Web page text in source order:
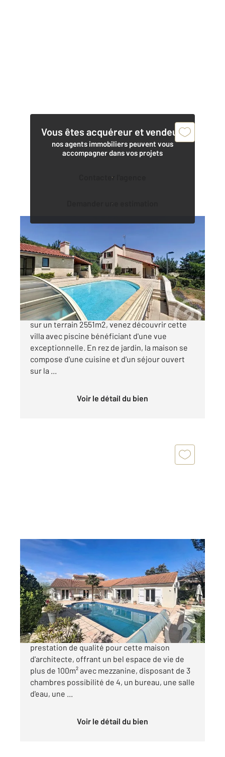
Vous êtes acquéreur et vendeur,
nos agents immobiliers peuvent vous
accompagner dans vos projets
Contacter l'agence
Demander une estimation
163,16 m , 7 pièces
Ref : 15194
Maison à vendre
528 000 €
Sur les hauteurs de COURNON D'AUVERGNE,
sur un terrain 2551m2, venez découvrir cette
villa avec piscine bénéficiant d'une vue
exceptionnelle. En rez de jardin, la maison se
compose d'une cuisine et d'un séjour ouvert
sur la ...
Voir le détail du bien
2 , 8 pièces
Ref : 11928
Maison à vendre
593 000 €
Cournon d'Auvergne, vue dégagée et
prestation de qualité pour cette maison
d'architecte, offrant un bel espace de vie de
plus de 100m² avec mezzanine, disposant de 3
chambres possibilité de 4, un bureau, une salle
d'eau, une ...
Voir le détail du bien